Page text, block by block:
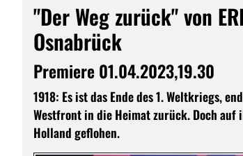
"Der Weg zurück" von
Osnabrück
Premiere 01.04.2023,19.30
1918: Es ist das Ende des 1. Weltkriegs,
Westfront in die Heimat zurück. Doch
Holland geflohen.